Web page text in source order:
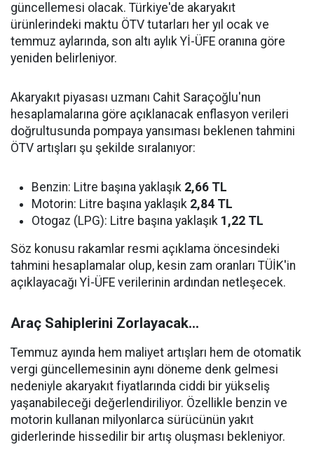
güncellemesi olacak. Türkiye'de akaryakıt
ürünlerindeki maktu ÖTV tutarları her yıl ocak ve
temmuz aylarında, son altı aylık Yİ-ÜFE oranına göre
yeniden belirleniyor.
Akaryakıt piyasası uzmanı Cahit Saraçoğlu'nun
hesaplamalarına göre açıklanacak enflasyon verileri
doğrultusunda pompaya yansıması beklenen tahmini
ÖTV artışları şu şekilde sıralanıyor:
Benzin: Litre başına yaklaşık 2,66 TL
Motorin: Litre başına yaklaşık 2,84 TL
Otogaz (LPG): Litre başına yaklaşık 1,22 TL
Söz konusu rakamlar resmi açıklama öncesindeki
tahmini hesaplamalar olup, kesin zam oranları TÜİK'in
açıklayacağı Yİ-ÜFE verilerinin ardından netleşecek.
Araç Sahiplerini Zorlayacak...
Temmuz ayında hem maliyet artışları hem de otomatik
vergi güncellemesinin aynı döneme denk gelmesi
nedeniyle akaryakıt fiyatlarında ciddi bir yükseliş
yaşanabileceği değerlendiriliyor. Özellikle benzin ve
motorin kullanan milyonlarca sürücünün yakıt
giderlerinde hissedilir bir artış oluşması bekleniyor.